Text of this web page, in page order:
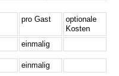
pro Gast
optionale
Kosten
einmalig
einmalig